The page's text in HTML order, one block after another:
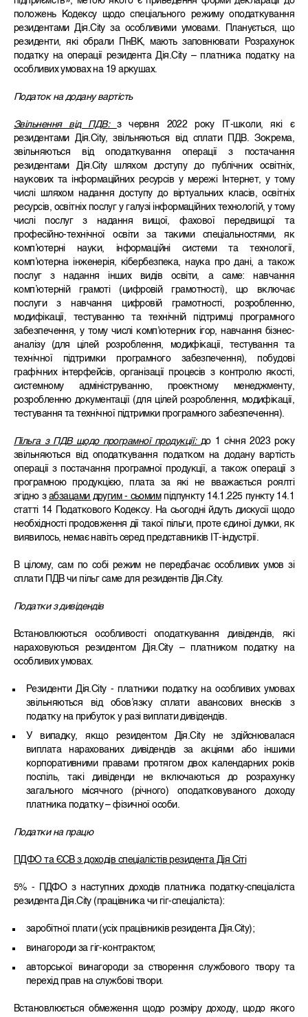
положень Кодексу щодо спеціального режиму оподаткування
резидентами Дія.City за особливими умовами. Планується, що
резиденти, які обрали ПнВК, мають заповнювати Розрахунок
податку на операції резидента Дія.City – платника податку на
особливих умовах на 19 аркушах.
Податок на додану вартість
Звільнення від ПДВ: з червня 2022 року ІТ-школи, які є
резидентами Дія.City, звільняються від сплати ПДВ. Зокрема,
звільняються від оподаткування операції з постачання
резидентами Дія.City шляхом доступу до публічних освітніх,
наукових та інформаційних ресурсів у мережі Інтернет, у тому
числі шляхом надання доступу до віртуальних класів, освітніх
ресурсів, освітніх послуг у галузі інформаційних технологій, у тому
числі послуг з надання вищої, фахової передвищої та
професійно-технічної освіти за такими спеціальностями, як
комп’ютерні науки, інформаційні системи та технології,
комп’ютерна інженерія, кібербезпека, наука про дані, а також
послуг з надання інших видів освіти, а саме: навчання
комп’ютерній грамоті (цифровій грамотності), що включає
послуги з навчання цифровій грамотності, розробленню,
модифікації, тестуванню та технічній підтримці програмного
забезпечення, у тому числі комп’ютерних ігор, навчання бізнес-
аналізу (для цілей розроблення, модифікації, тестування та
технічної підтримки програмного забезпечення), побудові
графічних інтерфейсів, організації процесів з контролю якості,
системному адмініструванню, проектному менеджменту,
розробленню документації (для цілей розроблення, модифікації,
тестування та технічної підтримки програмного забезпечення).
Пільга з ПДВ щодо програмної продукції: до 1 січня 2023 року
звільняються від оподаткування податком на додану вартість
операції з постачання програмної продукції, а також операції з
програмною продукцією, плата за які не вважається роялті
згідно забзацами другим - сьомимпідпункту 14.1.225 пункту 14.1
статті 14 Податкового Кодексу. На сьогодні йдуть дискусії щодо
необхідності продовження дії такої пільги, проте єдиної думки, як
виявилось, немає навіть серед представників ІТ-індустрії.
В цілому, сам по собі режим не передбачає особливих умов зі
сплати ПДВ чи пільг саме для резидентів Дія.City.
Податки з дивідендів
Встановлюються особливості оподаткування дивідендів, які
нараховуються резидентом Дія.City – платником податку на
особливих умовах.
Резиденти Дія.City - платники податку на особливих умовах
звільняються від обов’язку сплати авансових внесків з
податку на прибуток у разі виплати дивідендів.
У випадку, якщо резидентом Дія.City не здійснювалася
виплата нарахованих дивідендів за акціями або іншими
корпоративними правами протягом двох календарних років
поспіль, такі дивіденди не включаються до розрахунку
загального місячного (річного) оподатковуваного доходу
платника податку – фізичної особи.
Податки на працю
ПДФО та ЄСВ з доходів спеціалістів резидента Дія Сіті
5% - ПДФО з наступних доходів платника податку-спеціаліста
резидента Дія.City (працівника чи гіг-спеціаліста):
заробітної плати (усіх працівників резидента Дія.City);
винагороди за гіг-контрактом;
авторської винагороди за створення службового твору та
перехід прав на службові твори.
Встановлюється обмеження щодо розміру доходу, щодо якого